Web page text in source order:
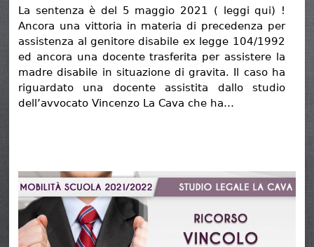
La sentenza è del 5 maggio 2021 ( leggi qui) !
Ancora una vittoria in materia di precedenza per
assistenza al genitore disabile ex legge 104/1992
ed ancora una docente trasferita per assistere la
madre disabile in situazione di gravita. Il caso ha
riguardato una docente assistita dallo studio
dell’avvocato Vincenzo La Cava che ha…